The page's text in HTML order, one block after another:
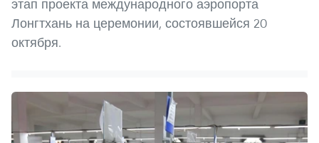
этап проекта международного аэропорта
Лонгтхань на церемонии, состоявшейся 20
октября.